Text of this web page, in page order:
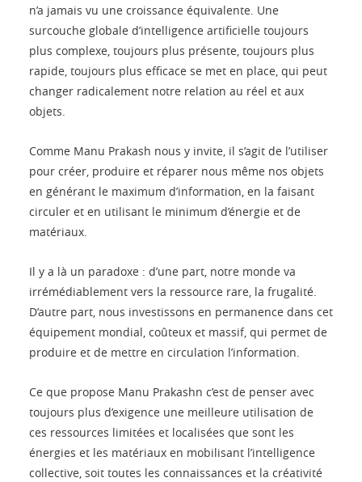
n’a jamais vu une croissance équivalente. Une
surcouche globale d’intelligence artificielle toujours
plus complexe, toujours plus présente, toujours plus
rapide, toujours plus efficace se met en place, qui peut
changer radicalement notre relation au réel et aux
objets.
Comme Manu Prakash nous y invite, il s’agit de l’utiliser
pour créer, produire et réparer nous même nos objets
en générant le maximum d’information, en la faisant
circuler et en utilisant le minimum d’énergie et de
matériaux.
Il y a là un paradoxe : d’une part, notre monde va
irrémédiablement vers la ressource rare, la frugalité.
D’autre part, nous investissons en permanence dans cet
équipement mondial, coûteux et massif, qui permet de
produire et de mettre en circulation l’information.
Ce que propose Manu Prakashn c’est de penser avec
toujours plus d’exigence une meilleure utilisation de
ces ressources limitées et localisées que sont les
énergies et les matériaux en mobilisant l’intelligence
collective, soit toutes les connaissances et la créativité